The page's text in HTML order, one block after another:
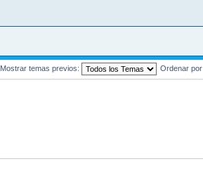
Mostrar temas previos: Ordenar por